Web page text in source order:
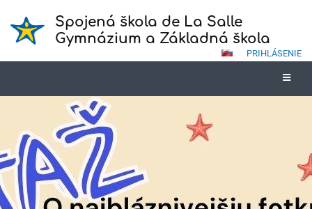
Spojená škola de La Salle
Gymnázium a Základná škola
PRIHLÁSENIE